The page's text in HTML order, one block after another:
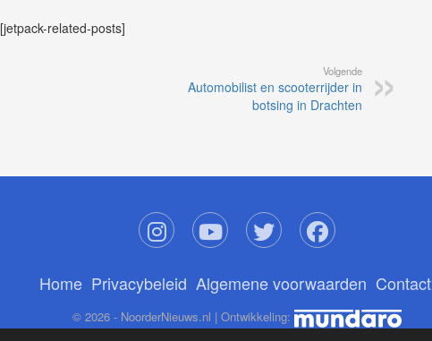
[jetpack-related-posts]
Volgende
Automobilist en scooterrijder in
botsing in Drachten
Home Privacybeleid Algemene voorwaarden Contact
© 2026 - NoorderNieuws.nl | Ontwikkeling: